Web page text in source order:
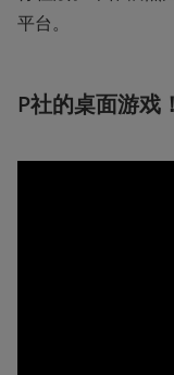
平台。
P社的桌面游戏！